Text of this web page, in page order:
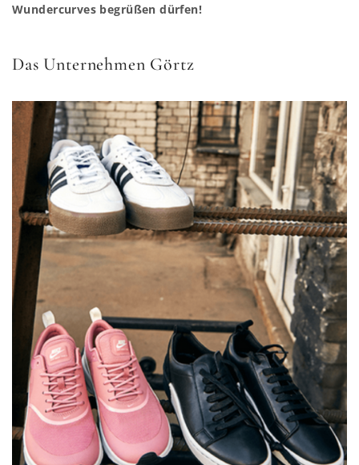
Wundercurves begrüßen dürfen!
Das Unternehmen Görtz